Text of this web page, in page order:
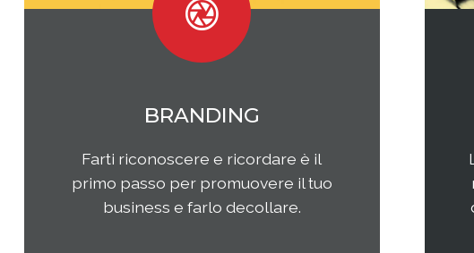
MARKETING
Qual è il tuo rapporto con i clienti e
come questi ultimi percepiscono la
tua impresa e i tuoi prodotti o